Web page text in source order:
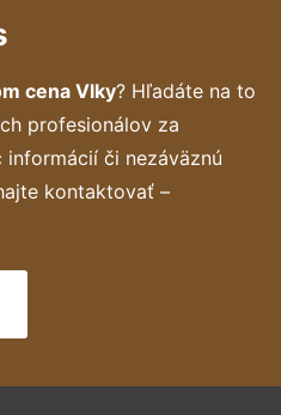
cena Vlky? Hľadáte na to
profesionálov za
informácií či nezáväznú
kontaktovať –